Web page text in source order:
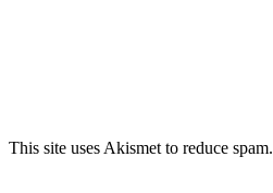
This site uses Akismet to reduce spam.